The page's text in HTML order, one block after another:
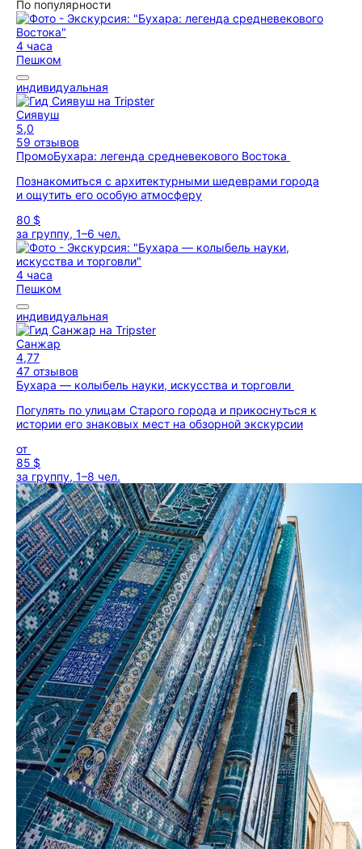
По популярности
4 часа
Пешком
индивидуальная
Сиявуш
5,0
59 отзывов
ПромоБухара: легенда средневекового Востока
Познакомиться с архитектурными шедеврами города
и ощутить его особую атмосферу
80 $
за группу, 1–6 чел.
4 часа
Пешком
индивидуальная
Санжар
4,77
47 отзывов
Бухара — колыбель науки, искусства и торговли
Погулять по улицам Старого города и прикоснуться к
истории его знаковых мест на обзорной экскурсии
от
85 $
за группу, 1–8 чел.